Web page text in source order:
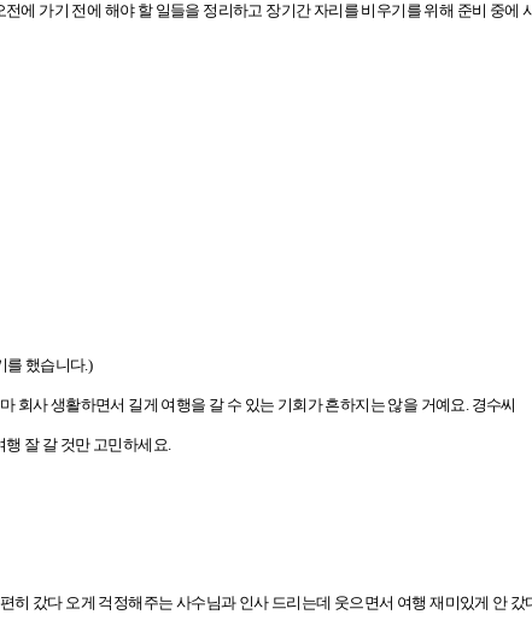
에 가기 전에 해야 할 일들을 정리하고 장기간 자리를 비우기를 위해 준비 중에
를 했습니다.)
회사 생활하면서 길게 여행을 갈 수 있는 기회가 흔하지는 않을 거예요. 경수씨
잘 갈 것만 고민하세요.
히 갔다 오게 걱정해주는 사수님과 인사 드리는데 웃으면서 여행 재미있게 안 갔